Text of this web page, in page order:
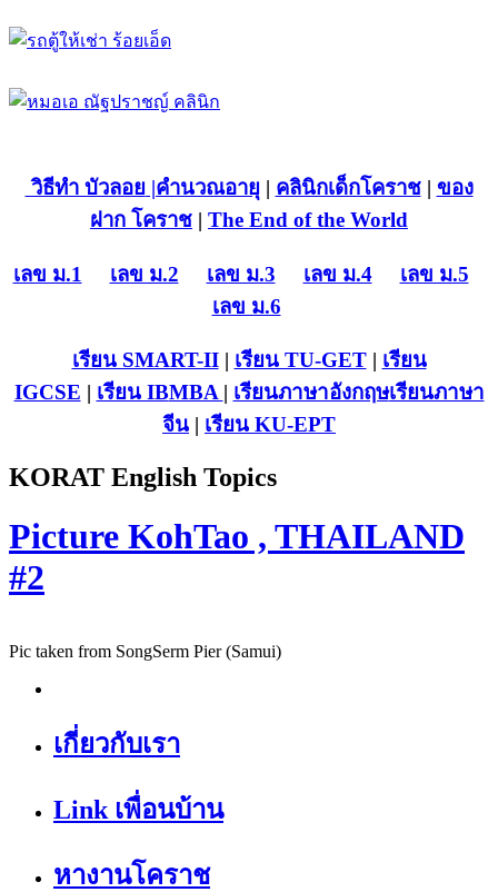
วิธีทำ บัวลอย |คำนวณอายุ | คลินิกเด็กโคราช| ของ
ฝาก โคราช | The End of the World
เลข ม.1 เลข ม.2 เลข ม.3 เลข ม.4
เลข ม.5
เลข ม.6
เรียน SMART-II| เรียน TU-GET| เรียน
IGCSE | เรียน IBMBA | เรียนภาษาอังกฤษเรียนภาษา
จีน | เรียน KU-EPT
KORAT English Topics
Picture KohTao , THAILAND
#2
Pic taken from SongSerm Pier (Samui)
เกี่ยวกับเรา
Link เพื่อนบ้าน
หางานโคราช